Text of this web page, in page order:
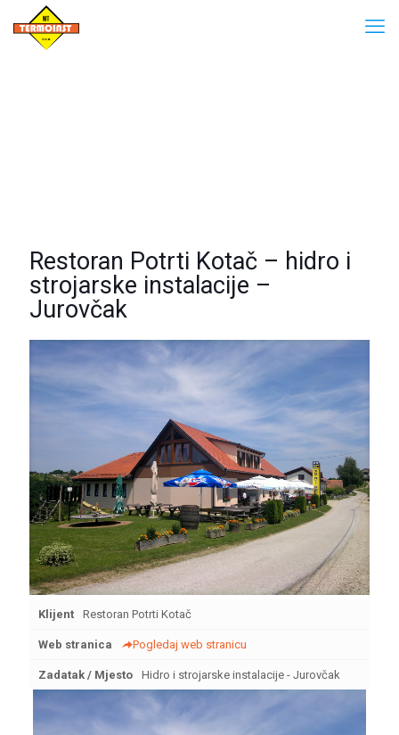
Restoran Potrti Kotač – hidro i
strojarske instalacije –
Jurovčak
Klijent Restoran Potrti Kotač
Web stranica Pogledaj web stranicu
Zadatak / Mjesto Hidro i strojarske instalacije - Jurovčak